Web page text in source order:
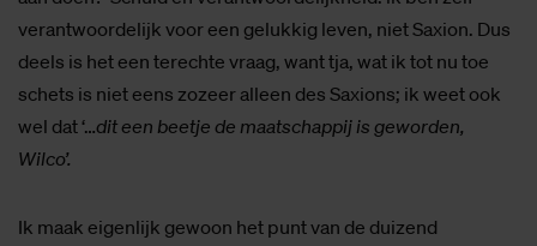
verantwoordelijk voor een gelukkig leven, niet Saxion. Dus
deels is het een terechte vraag, want tja, wat ik tot nu toe
schets is niet eens zozeer alleen des Saxions; ik weet ook
wel dat ‘…dit een beetje de maatschappij is geworden,
Wilco’.
Ik maak eigenlijk gewoon het punt van de duizend